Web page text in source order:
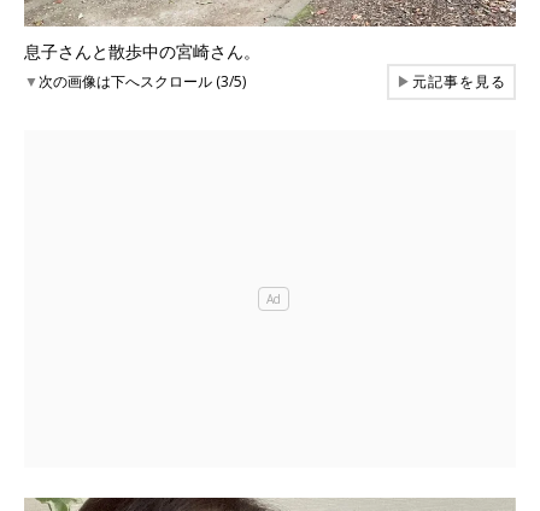
息子さんと散歩中の宮崎さん。
▼次の画像は下へスクロール (3/5) ▶元記事を見る